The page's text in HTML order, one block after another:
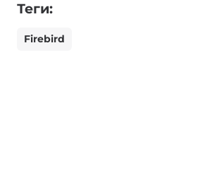
Теги:
Firebird